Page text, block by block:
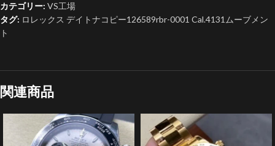
カテゴリー: VS工場
タグ: ロレックス デイトナコピー126589rbr-0001 Cal.4131ムーブメン
ト
関連商品